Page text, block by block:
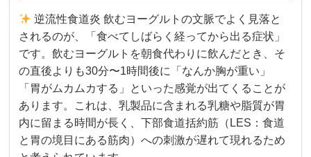
逆流性食道炎 飲むヨーグルトの文脈でよく見落と
されるのが、「食べてしばらく経ってから出る症状」
です。飲むヨーグルトを朝食代わりに飲んだとき、そ
の直後よりも30分〜1時間後に「なんか胸が重い」
「胃がムカムカする」といった感覚が出てくることが
あります。これは、乳製品に含まれる乳糖や脂質が胃
内に留まる時間が長く、下部食道括約筋（LES：食道
と胃の境目にある筋肉）への刺激が遅れて現れるため